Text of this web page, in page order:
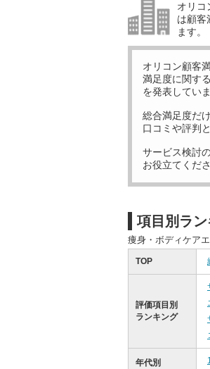
オリコ
は顧客
ます。
オリコン顧客
満足度に関す
を発表していま
総合満足度だ
口コミや評判
サービス検討
お役立てくださ
項目別ラ
痩身・ボディケア
TOP
評価項目別
ランキング
年代別